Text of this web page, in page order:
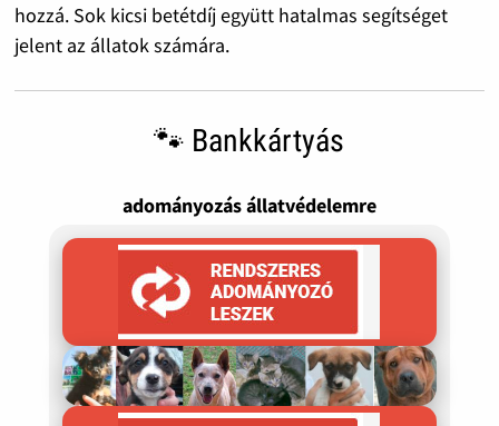
hozzá. Sok kicsi betétdíj együtt hatalmas segítséget
jelent az állatok számára.
🐾 Bankkártyás
adományozás állatvédelemre